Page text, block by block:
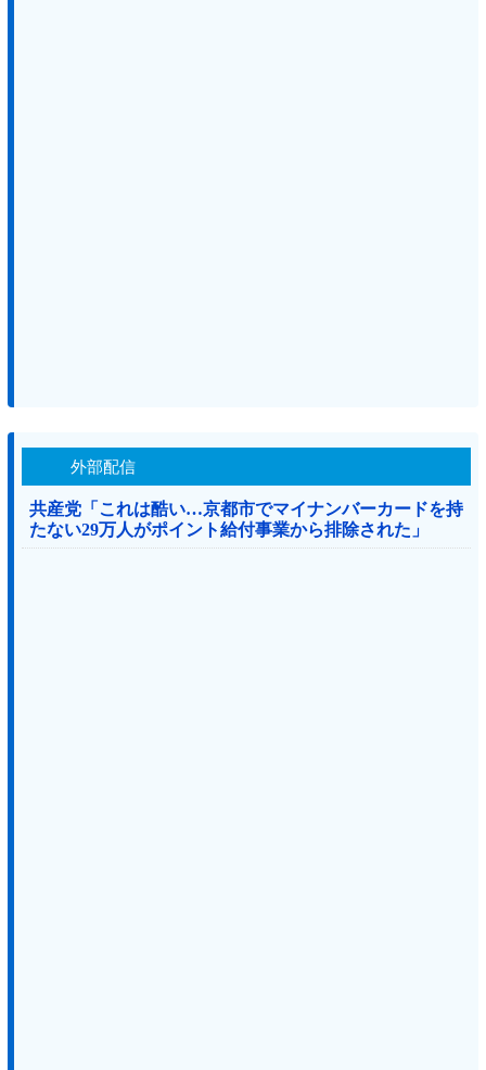
外部配信
共産党「これは酷い…京都市でマイナンバーカードを持
たない29万人がポイント給付事業から排除された」